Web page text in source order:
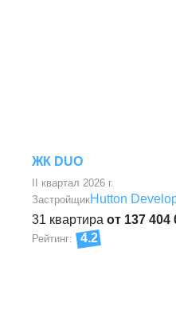
ЖК DUO
II квартал 2026 г.
31 квартира от 137 404
ЗастройщикHutton
Рейтинг: 4.2